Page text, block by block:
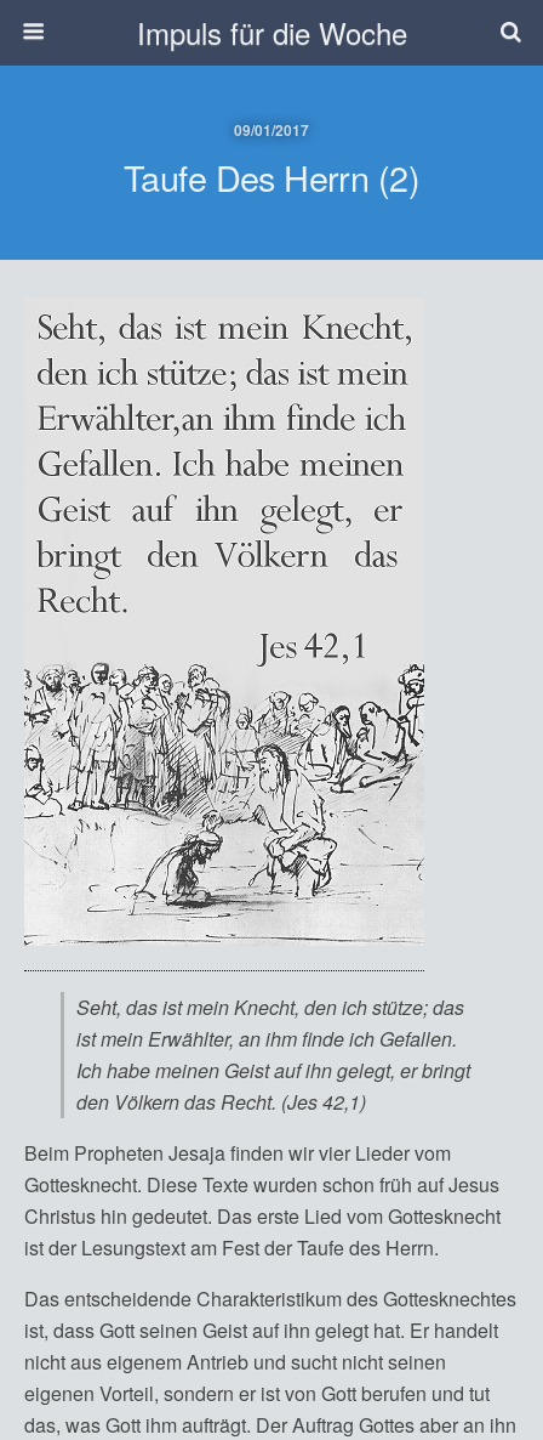
Impuls für die Woche
09/01/2017
Taufe Des Herrn (2)
Seht, das ist mein Knecht, den ich stütze; das
ist mein Erwählter, an ihm finde ich Gefallen.
Ich habe meinen Geist auf ihn gelegt, er bringt
den Völkern das Recht. (Jes 42,1)
Beim Propheten Jesaja finden wir vier Lieder vom
Gottesknecht. Diese Texte wurden schon früh auf Jesus
Christus hin gedeutet. Das erste Lied vom Gottesknecht
ist der Lesungstext am Fest der Taufe des Herrn.
Das entscheidende Charakteristikum des Gottesknechtes
ist, dass Gott seinen Geist auf ihn gelegt hat. Er handelt
nicht aus eigenem Antrieb und sucht nicht seinen
eigenen Vorteil, sondern er ist von Gott berufen und tut
das, was Gott ihm aufträgt. Der Auftrag Gottes aber an ihn